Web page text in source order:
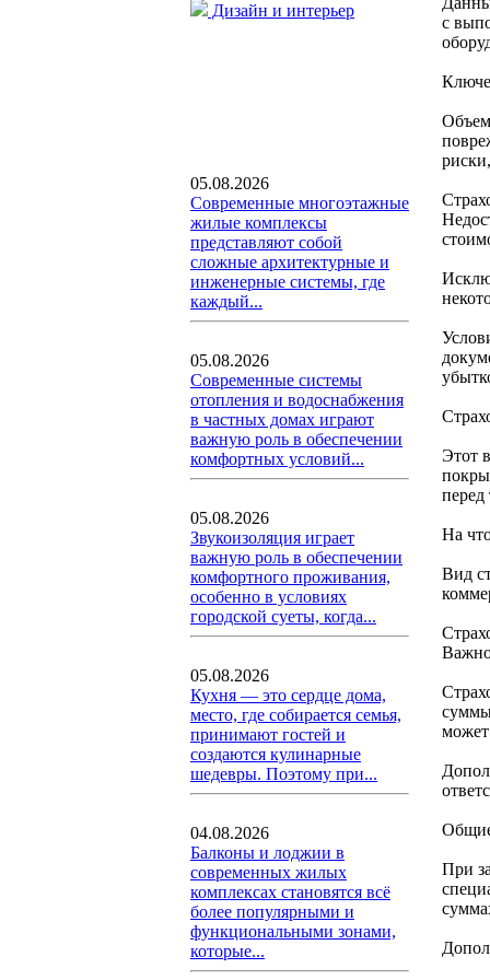
Дизайн и интерьер
05.08.2026
Современные многоэтажные
жилые комплексы
представляют собой
сложные архитектурные и
инженерные системы, где
каждый...
05.08.2026
Современные системы
отопления и водоснабжения
в частных домах играют
важную роль в обеспечении
комфортных условий...
05.08.2026
Звукоизоляция играет
важную роль в обеспечении
комфортного проживания,
особенно в условиях
городской суеты, когда...
05.08.2026
Кухня — это сердце дома,
место, где собирается семья,
принимают гостей и
создаются кулинарные
шедевры. Поэтому при...
04.08.2026
Балконы и лоджии в
современных жилых
комплексах становятся всё
более популярными и
функциональными зонами,
которые...
с
Этот
На
Вид
может
При